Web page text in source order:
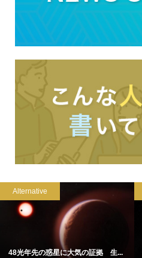
Alternative
48光年先の惑星に大気の証拠 生...